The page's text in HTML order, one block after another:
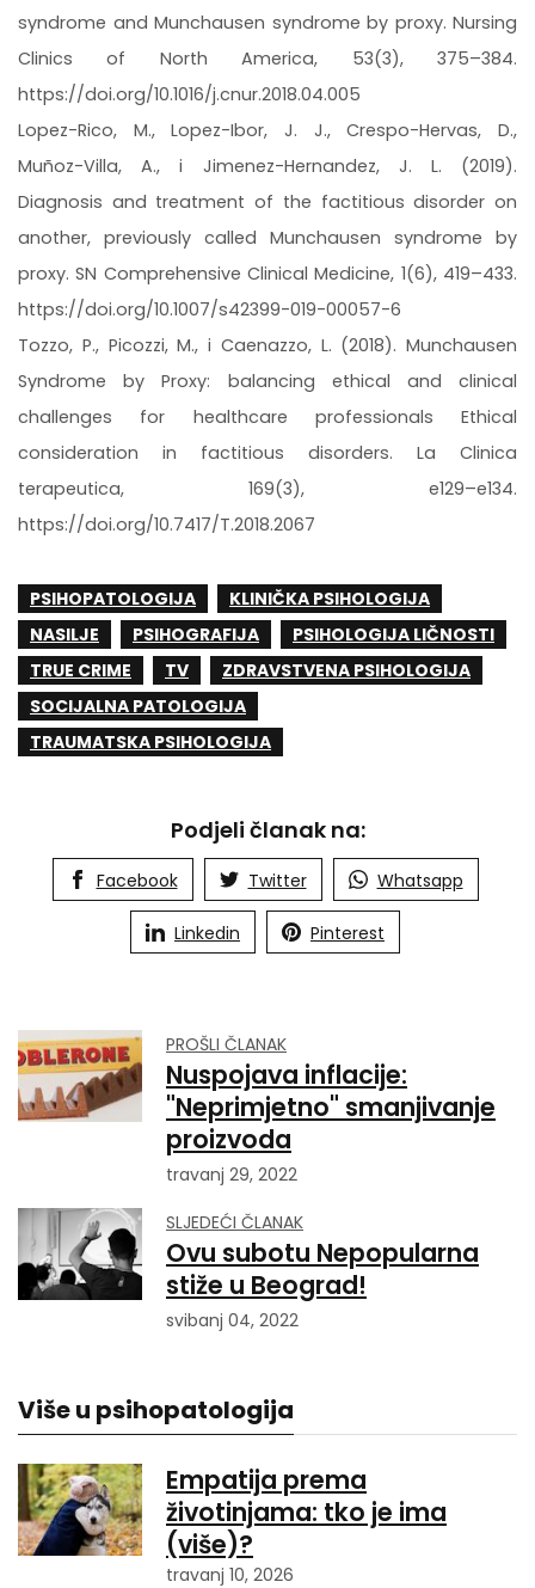
syndrome and Munchausen syndrome by proxy. Nursing
Clinics of North America, 53(3), 375–384.
https://doi.org/10.1016/j.cnur.2018.04.005
Lopez-Rico, M., Lopez-Ibor, J. J., Crespo-Hervas, D.,
Muñoz-Villa, A., i Jimenez-Hernandez, J. L. (2019).
Diagnosis and treatment of the factitious disorder on
another, previously called Munchausen syndrome by
proxy. SN Comprehensive Clinical Medicine, 1(6), 419–433.
https://doi.org/10.1007/s42399-019-00057-6
Tozzo, P., Picozzi, M., i Caenazzo, L. (2018). Munchausen
Syndrome by Proxy: balancing ethical and clinical
challenges for healthcare professionals Ethical
consideration in factitious disorders. La Clinica
terapeutica, 169(3), e129–e134.
https://doi.org/10.7417/T.2018.2067
PSIHOPATOLOGIJA
KLINIČKA PSIHOLOGIJA
NASILJE
PSIHOGRAFIJA
PSIHOLOGIJA LIČNOSTI
TRUE CRIME
TV
ZDRAVSTVENA PSIHOLOGIJA
SOCIJALNA PATOLOGIJA
TRAUMATSKA PSIHOLOGIJA
Podjeli članak na:
Facebook Twitter Whatsapp
Linkedin Pinterest
PROŠLI ČLANAK
Nuspojava inflacije:
"Neprimjetno" smanjivanje
proizvoda
travanj 29, 2022
SLJEDEĆI ČLANAK
Ovu subotu Nepopularna
stiže u Beograd!
svibanj 04, 2022
Više u psihopatologija
Empatija prema
životinjama: tko je ima
(više)?
travanj 10, 2026